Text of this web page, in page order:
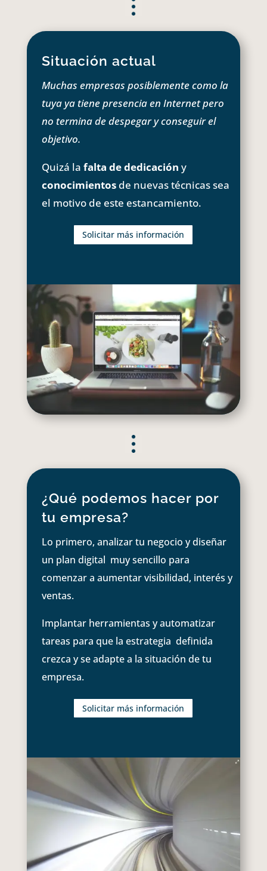
Situación actual
Muchas empresas posiblemente como la
tuya ya tiene presencia en Internet pero
no termina de despegar y conseguir el
objetivo.
Quizá la falta de dedicación y
conocimientosde nuevas técnicas sea
el motivo de este estancamiento.
Solicitar más información
¿Qué podemos hacer por
tu empresa?
Lo primero, analizar tu negocio y diseñar
un plan digital muy sencillo para
comenzar a aumentar visibilidad, interés y
ventas.
Implantar herramientas y automatizar
tareas para que la estrategia definida
crezca y se adapte a la situación de tu
empresa.
Solicitar más información